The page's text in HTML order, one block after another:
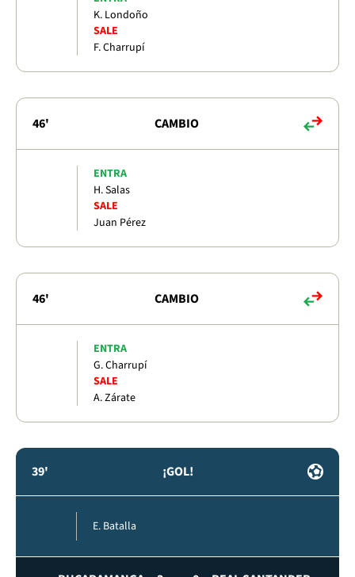
K. Londoño
SALE
F. Charrupí
46' CAMBIO
ENTRA
H. Salas
SALE
Juan Pérez
46' CAMBIO
ENTRA
G. Charrupí
SALE
A. Zárate
39' ¡GOL!
E. Batalla